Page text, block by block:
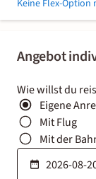
Angebot
Wie willst du
Eigene
Mit Flug
Mit der
Keine Flex-